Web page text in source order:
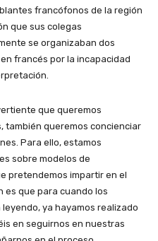
francófonos de la región
que sus colegas
se organizaban dos
francés por la incapacidad
que queremos
también queremos concienciar
Para ello, estamos
sobre modelos de
pretendemos impartir en el
es que para cuando los
ya hayamos realizado
en seguirnos en nuestras